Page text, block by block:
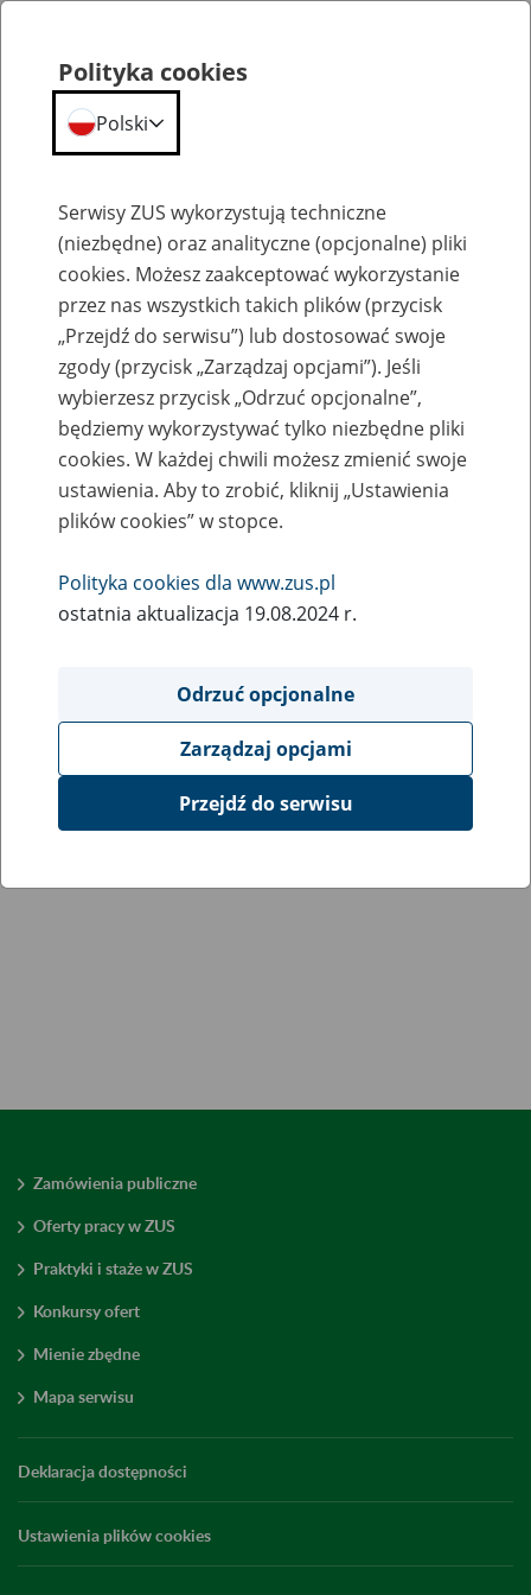
Przepraszamy,
podana strona nie została znaleziona.
Błąd 404
Przejdź do strony głównej
Zamówienia publiczne
Oferty pracy w ZUS
Praktyki i staże w ZUS
Konkursy ofert
Mienie zbędne
Mapa serwisu
Deklaracja dostępności
Ustawienia plików cookies
Polityka cookies
Polski
Serwisy ZUS wykorzystują techniczne
(niezbędne) oraz analityczne (opcjonalne) pliki
cookies. Możesz zaakceptować wykorzystanie
przez nas wszystkich takich plików (przycisk
„Przejdź do serwisu”) lub dostosować swoje
zgody (przycisk „Zarządzaj opcjami”). Jeśli
wybierzesz przycisk „Odrzuć opcjonalne”,
będziemy wykorzystywać tylko niezbędne pliki
cookies. W każdej chwili możesz zmienić swoje
ustawienia. Aby to zrobić, kliknij „Ustawienia
plików cookies” w stopce.
Polityka cookies dla www.zus.pl
ostatnia aktualizacja 19.08.2024 r.
Odrzuć opcjonalne
Zarządzaj opcjami
Przejdź do serwisu